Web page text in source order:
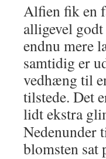
Alfien fik en
alligevel
endnu mere
samtidig er
vedhæng til
tilstede. Det
lidt ekstra
Nedenunder
blomsten sat